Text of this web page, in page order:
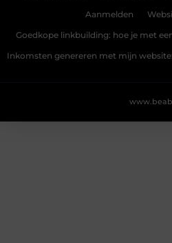
Aanmelden
Goedkope linkbuilding: hoe je met
Inkomsten genereren met mijn